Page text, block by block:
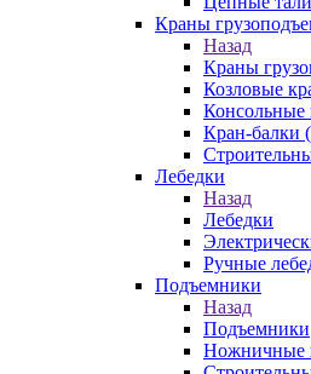
Краны
Назад
Краны
Козловые
Консольные
Кран-балки
Лебедки
Назад
Лебедки
Ручные
Подъемники
Назад
Подъемники
Ножничные